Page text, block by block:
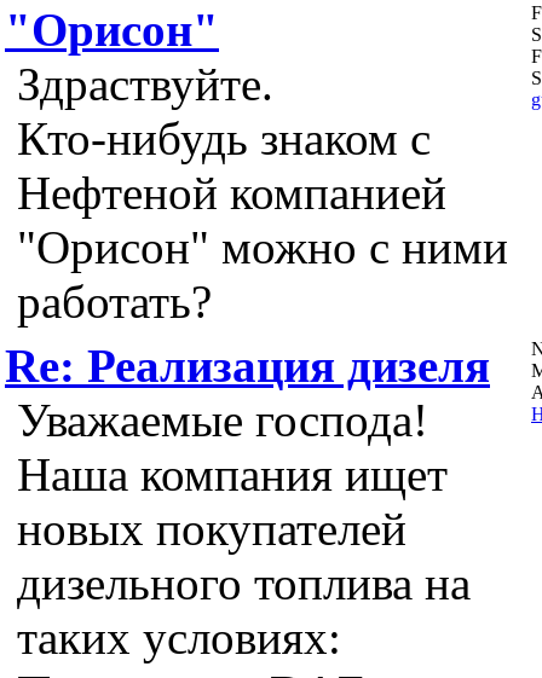
"Орисон"
Здраствуйте.
Кто-нибудь знаком с
Нефтеной компанией
"Орисон" можно с ними
работать?
Re: Реализация дизеля
Уважаемые господа!
Наша компания ищет
новых покупателей
дизельного топлива на
таких условиях: